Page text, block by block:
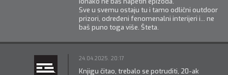
Sve u svemu ostaju tu i tamo odlični outdoor
prizori, određeni fenomenalni interijeri i... ne
baš puno toga više. Šteta.
24.04.2025. 20:17
Knjigu čitao, trebalo se potruditi, 20-ak